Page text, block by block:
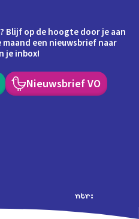
Blijf op de hoogte door je aan
een nieuwsbrief naar
je inbox!
Nieuwsbrief VO